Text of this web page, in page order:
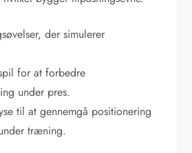
der simulerer
for at forbedre
under pres.
til at gennemgå positionering
træning.